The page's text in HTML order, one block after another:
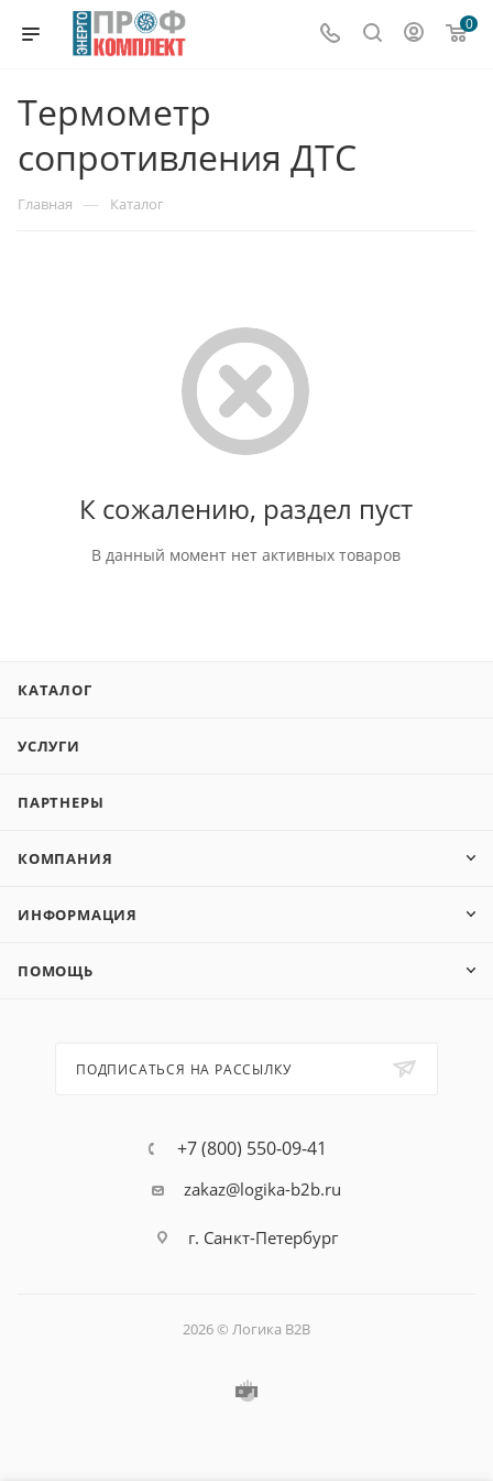
0
Термометр
сопротивления ДТС
Главная — Каталог
К сожалению, раздел пуст
В данный момент нет активных товаров
КАТАЛОГ
УСЛУГИ
ПАРТНЕРЫ
КОМПАНИЯ
ИНФОРМАЦИЯ
ПОМОЩЬ
ПОДПИСАТЬСЯ НА РАССЫЛКУ
+7 (800) 550-09-41
zakaz@logika-b2b.ru
г. Санкт-Петербург
2026 © Логика B2B